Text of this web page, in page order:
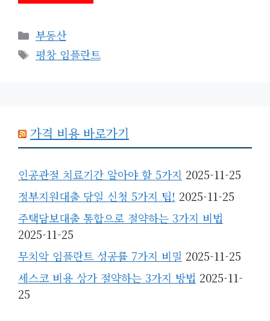
카
테
고
부동산
태
평창 임플란트
가격 비용 바로가기
인공관절 치료기간 알아야 할 5가지 2025-11-25
정부지원대출 당일 신청 5가지 팁! 2025-11-25
주택담보대출 통합으로 절약하는 3가지 비법
2025-11-25
무치악 임플란트 성공률 7가지 비밀 2025-11-25
세스코 비용 상가 절약하는 3가지 방법 2025-11-
25